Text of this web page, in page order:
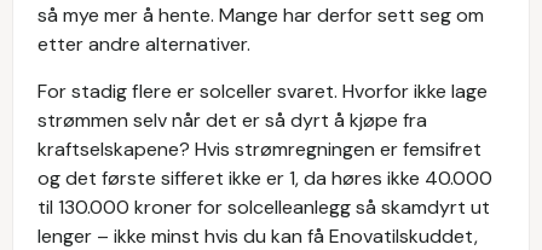
så mye mer å hente. Mange har derfor sett seg om
etter andre alternativer.
For stadig flere er solceller svaret. Hvorfor ikke lage
strømmen selv når det er så dyrt å kjøpe fra
kraftselskapene? Hvis strømregningen er femsifret
og det første sifferet ikke er 1, da høres ikke 40.000
til 130.000 kroner for solcelleanlegg så skamdyrt ut
lenger – ikke minst hvis du kan få Enovatilskuddet,